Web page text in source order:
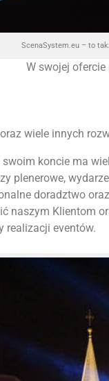
ScenaSystem.eu – to
W swojej
oraz wiele innych
koncie ma
plenerowe,
doradztwo
naszym Klientom
realizacji eventów.